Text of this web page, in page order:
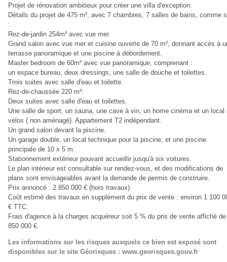
Projet de rénovation ambitieux pour créer une villa d'exception.
Détails du projet de 475 m², avec 7 chambres, 7 salles de bains, comme
:
Rez-de-jardin 254m² avec vue mer
Grand salon avec vue mer et cuisine ouverte de 70 m², donnant accès à
terrasse panoramique et une piscine à débordement.
Master bedroom de 60m² avec vue panoramique, comprenant :
un espace bureau, deux dressings, une salle de douche et toilettes.
Trois suites avec salle d'eau et toilette.
Rez-de-chaussée 220 m²:
Deux suites avec salle d'eau et toilettes.
Une salle de sport, un sauna, une cave à vin, un home cinéma et un local
vélos ( non aménagé). Appartement T2 indépendant.
Un grand salon devant la piscine.
Un garage double, un local technique pour la piscine, et une piscine
principale de 10 x 5 m.
Stationnement extérieur pouvant accueillir jusqu'à six voitures.
Le plan intérieur est consultable sur rendez-vous, et des modifications de
plans sont envisageables avant la demande de permis de construire.
Prix annoncé : 2 850 000 € (hors travaux).
Coût estimé des travaux en supplément du prix de vente : environ 1 100
€ TTC.
Frais d'agence à la charges acquéreur soit 5 % du pris de vente affiché
850 000 €.
Les informations sur les risques auxquels ce bien est exposé sont
disponibles sur le site Géorisques : www.georisques.gouv.fr